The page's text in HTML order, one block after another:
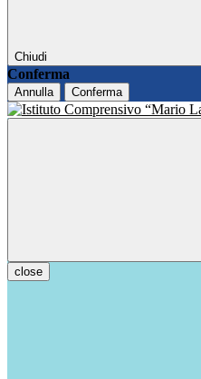
Chiudi
Conferma
Annulla Conferma
close